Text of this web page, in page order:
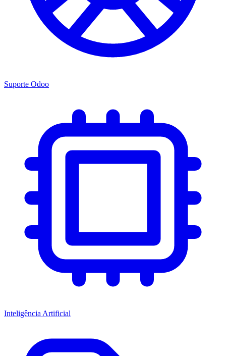
Suporte Odoo
Inteligência Artificial